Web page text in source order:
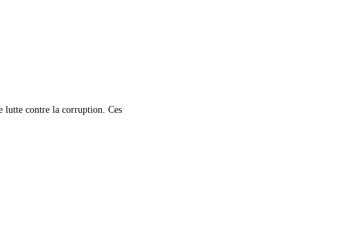
lutte contre la corruption. Ces